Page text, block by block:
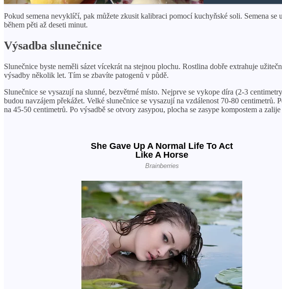
Pokud semena nevyklíčí, pak můžete zkusit kalibraci pomocí kuchyňské soli. Semena
během pěti až deseti minut.
Výsadba slunečnice
Slunečnice byste neměli sázet vícekrát na stejnou plochu. Rostlina dobře extrahuje
výsadby několik let. Tím se zbavíte patogenů v půdě.
Slunečnice se vysazují na slunné, bezvětrné místo. Nejprve se vykope díra (2-3
budou navzájem překážet. Velké slunečnice se vysazují na vzdálenost 70-80
na 45-50 centimetrů. Po výsadbě se otvory zasypou, plocha se zasype kompostem a zalije